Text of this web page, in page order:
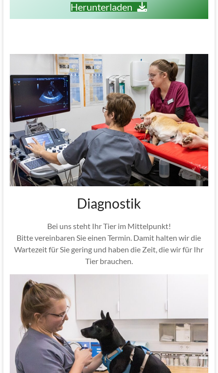
Herunterladen
Diagnostik
Bei uns steht Ihr Tier im Mittelpunkt!
Bitte vereinbaren Sie einen Termin. Damit halten wir die
Wartezeit für Sie gering und haben die Zeit, die wir für Ihr
Tier brauchen.